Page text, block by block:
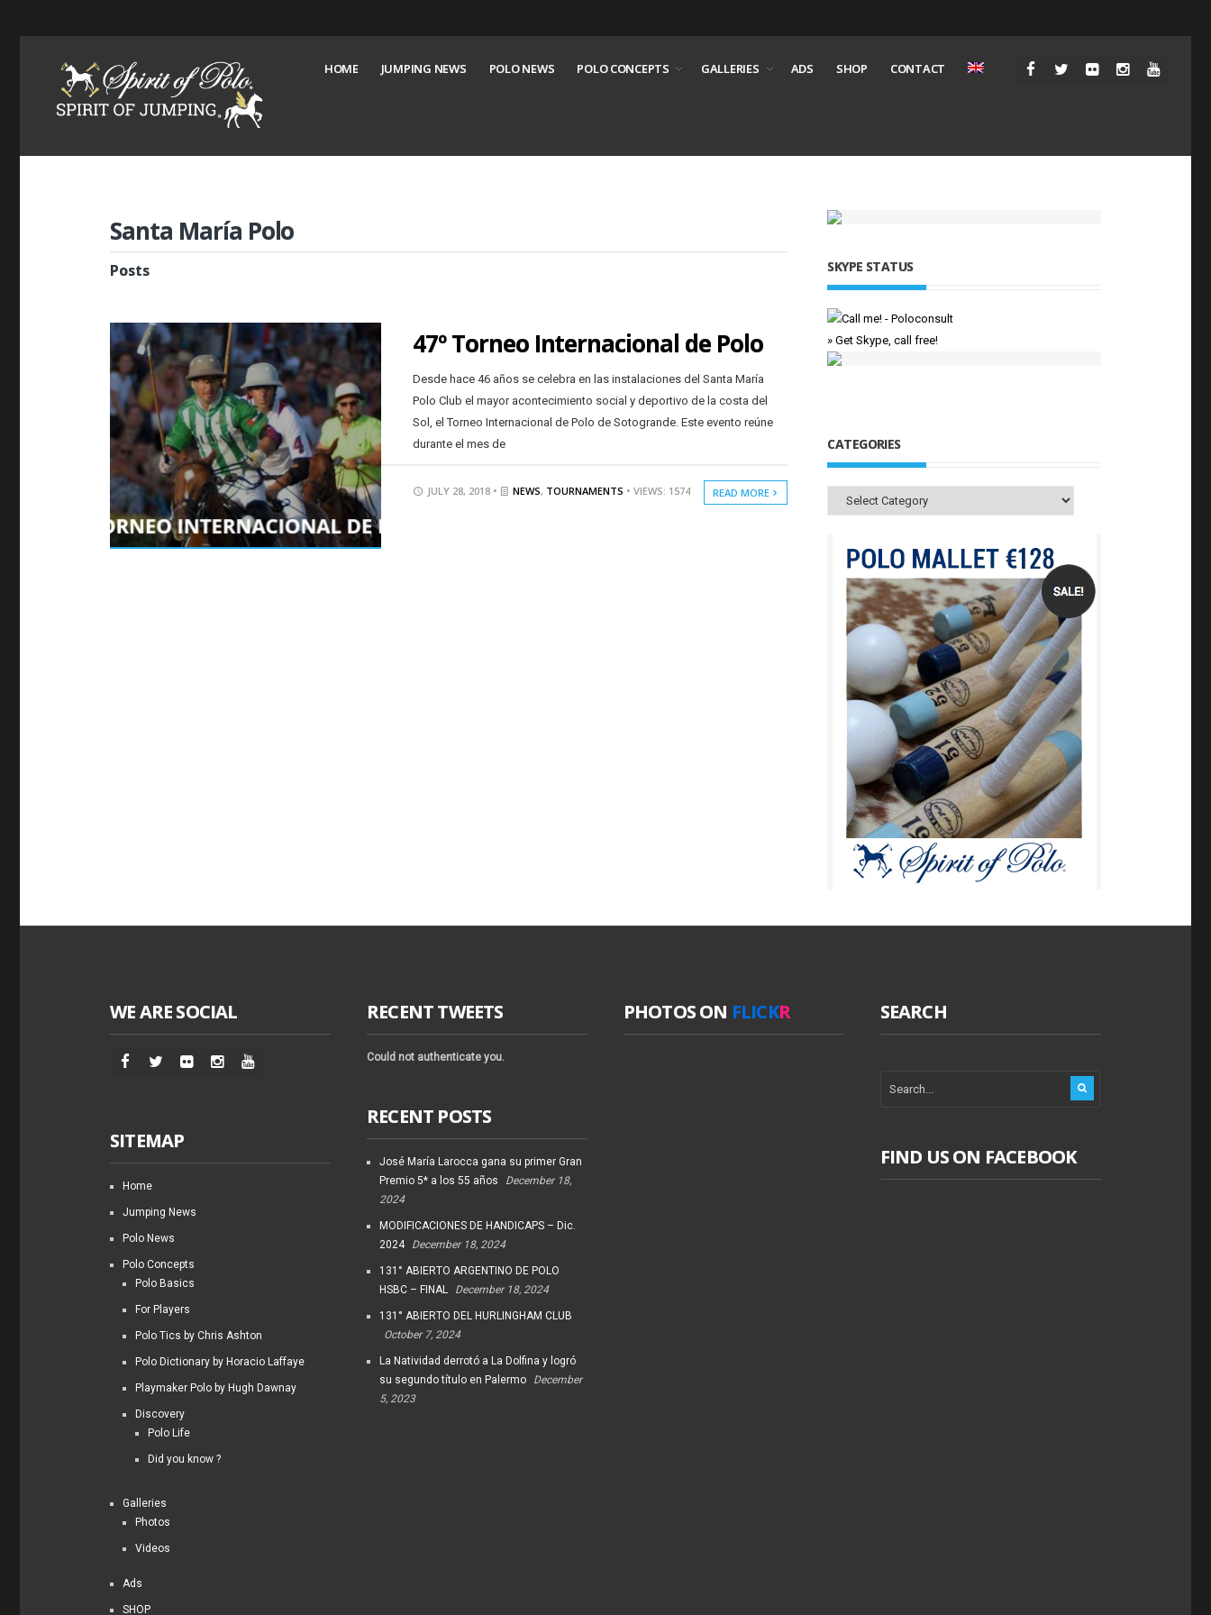
HOME JUMPING NEWS POLO NEWS POLO CONCEPTS GALLERIES ADS SHOP CONTACT
Santa María Polo
Posts
47º Torneo Internacional de Polo
Desde hace 46 años se celebra en las instalaciones del Santa María
Polo Club el mayor acontecimiento social y deportivo de la costa del
Sol, el Torneo Internacional de Polo de Sotogrande. Este evento reúne
durante el mes de
JULY 28, 2018 • NEWS, TOURNAMENTS • VIEWS: 1574 READ MORE
SKYPE STATUS
» Get Skype, call free!
CATEGORIES
Categories
WE ARE SOCIAL
SITEMAP
Home
Jumping News
Polo News
Polo Concepts
Polo Basics
For Players
Polo Tics by Chris Ashton
Polo Dictionary by Horacio Laffaye
Playmaker Polo by Hugh Dawnay
Discovery
Polo Life
Did you know ?
Galleries
Photos
Videos
Ads
SHOP
RECENT TWEETS
Could not authenticate you.
RECENT POSTS
José María Larocca gana su primer Gran
Premio 5* a los 55 años
December 18,
2024
MODIFICACIONES DE HANDICAPS – Dic.
2024
December 18, 2024
131° ABIERTO ARGENTINO DE POLO
HSBC – FINAL
December 18, 2024
131° ABIERTO DEL HURLINGHAM CLUB
October 7, 2024
La Natividad derrotó a La Dolfina y logró
su segundo título en Palermo
December
5, 2023
PHOTOS ON FLICKR SEARCH
FIND US ON FACEBOOK